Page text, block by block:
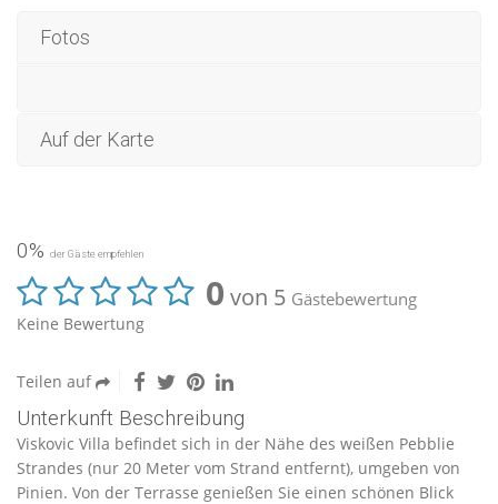
Fotos
Auf der Karte
0% der Gäste empfehlen
0 von 5 Gästebewertung
Keine Bewertung
Teilen auf
Unterkunft Beschreibung
Viskovic Villa befindet sich in der Nähe des weißen Pebblie
Strandes (nur 20 Meter vom Strand entfernt), umgeben von
Pinien. Von der Terrasse genießen Sie einen schönen Blick